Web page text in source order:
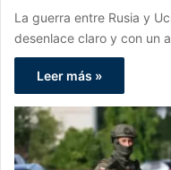
La guerra entre Rusia y
desenlace claro y con un
Leer más »